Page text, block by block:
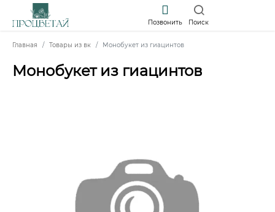
Позвонить Поиск
Главная Товары из вк Монобукет из гиацинтов
Монобукет из гиацинтов